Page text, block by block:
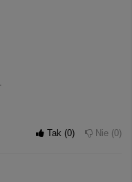
Tak 0 Nie 0